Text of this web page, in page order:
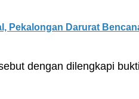
Pekalongan Darurat
dengan dilengkapi